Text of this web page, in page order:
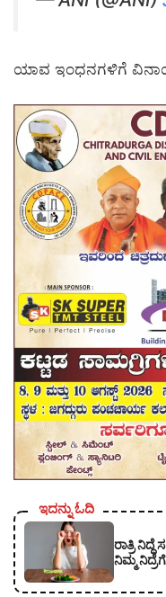
ಯಾವ ಇಂಧನಗಳಿಗೆ
ಇದನ್ನು ಓದಿ
ರಾತ್ರಿ
ನಿಮ್ಮ